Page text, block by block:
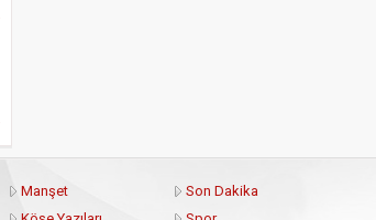
Manşet
Son Dakika